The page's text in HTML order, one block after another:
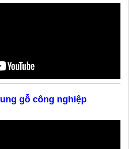
gỗ công nghiệp